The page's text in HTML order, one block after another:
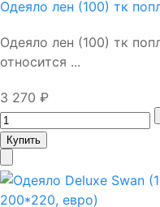
Одеяло лен (100) тк
Одеяло лен (100) тк
относится ...
3 270 ₽